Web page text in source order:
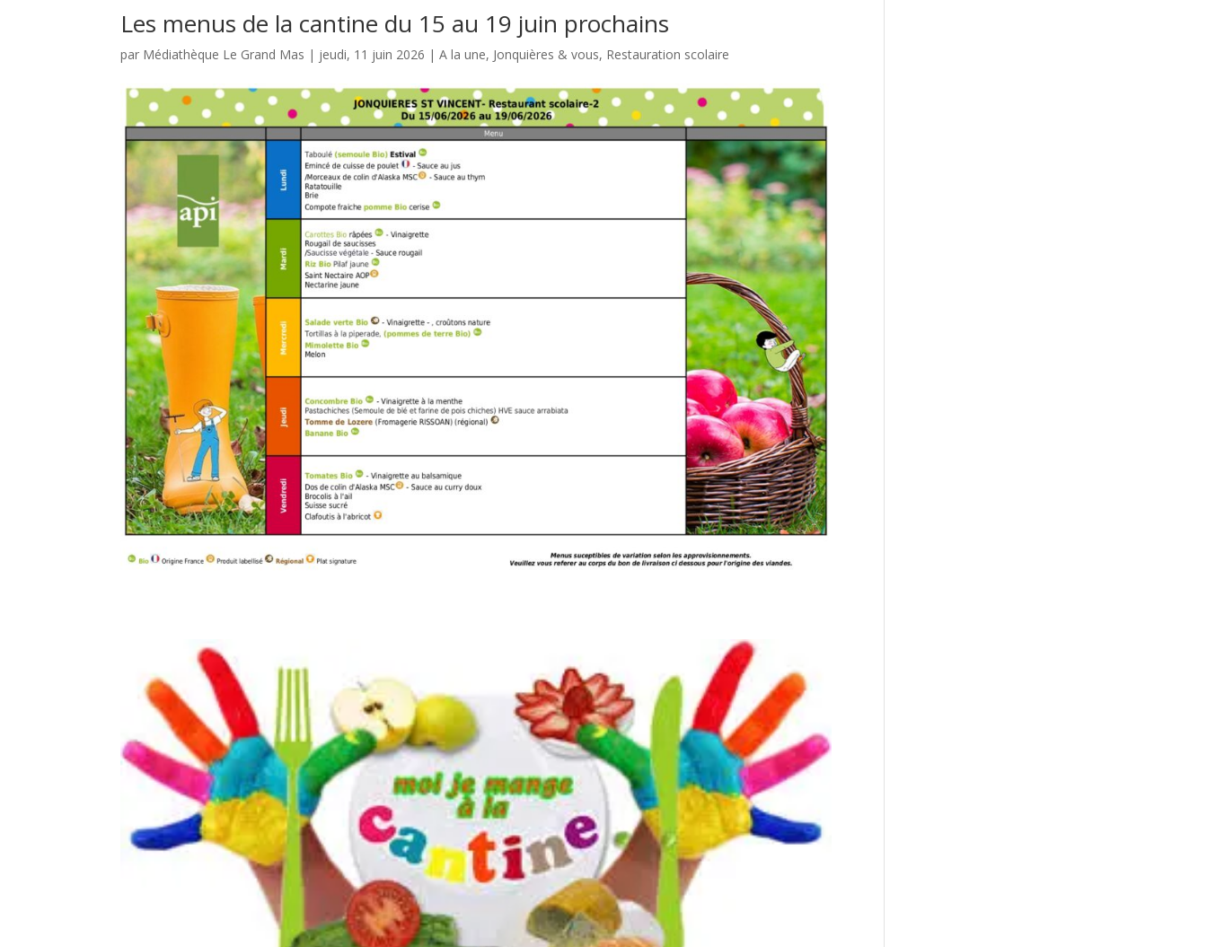
Les menus de la cantine du 15 au 19 juin prochains
par Médiathèque Le Grand Mas | jeudi, 11 juin 2026 |A la une, Jonquières & vous, Restauration scolaire